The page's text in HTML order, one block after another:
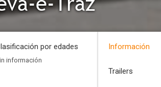
por edades
información
Información
Trailers